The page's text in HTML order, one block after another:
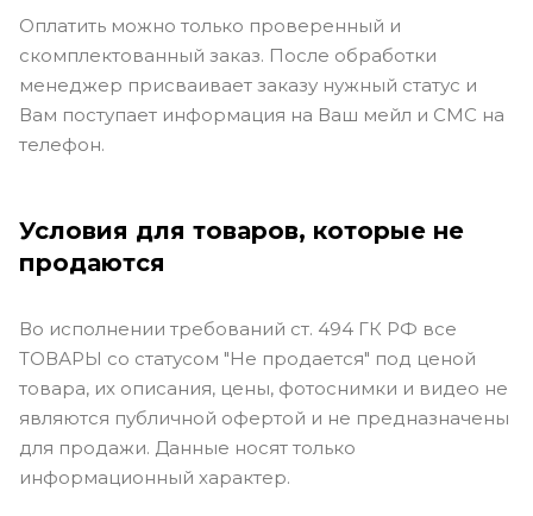
Оплатить можно только проверенный и
скомплектованный заказ. После обработки
менеджер присваивает заказу нужный статус и
Вам поступает информация на Ваш мейл и СМС на
телефон.
Условия для товаров, которые не
продаются
Во исполнении требований ст. 494 ГК РФ все
ТОВАРЫ со статусом "Не продается" под ценой
товара, их описания, цены, фотоснимки и видео не
являются публичной офертой и не предназначены
для продажи. Данные носят только
информационный характер.